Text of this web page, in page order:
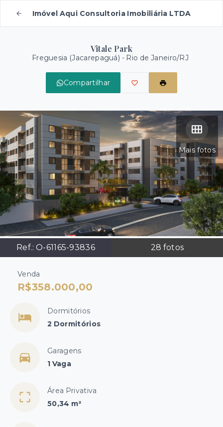
Imóvel Aqui Consultoria Imobiliária LTDA
Vitale Park
Freguesia (Jacarepaguá) - Rio de Janeiro/RJ
Compartilhar
Mais fotos
Ref.:O-61165-93836 28 fotos
Venda
R$358.000,00
Dormitórios
2 Dormitórios
Garagens
1 Vaga
Área Privativa
50,34 m²